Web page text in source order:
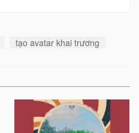
tạo avatar khai trương